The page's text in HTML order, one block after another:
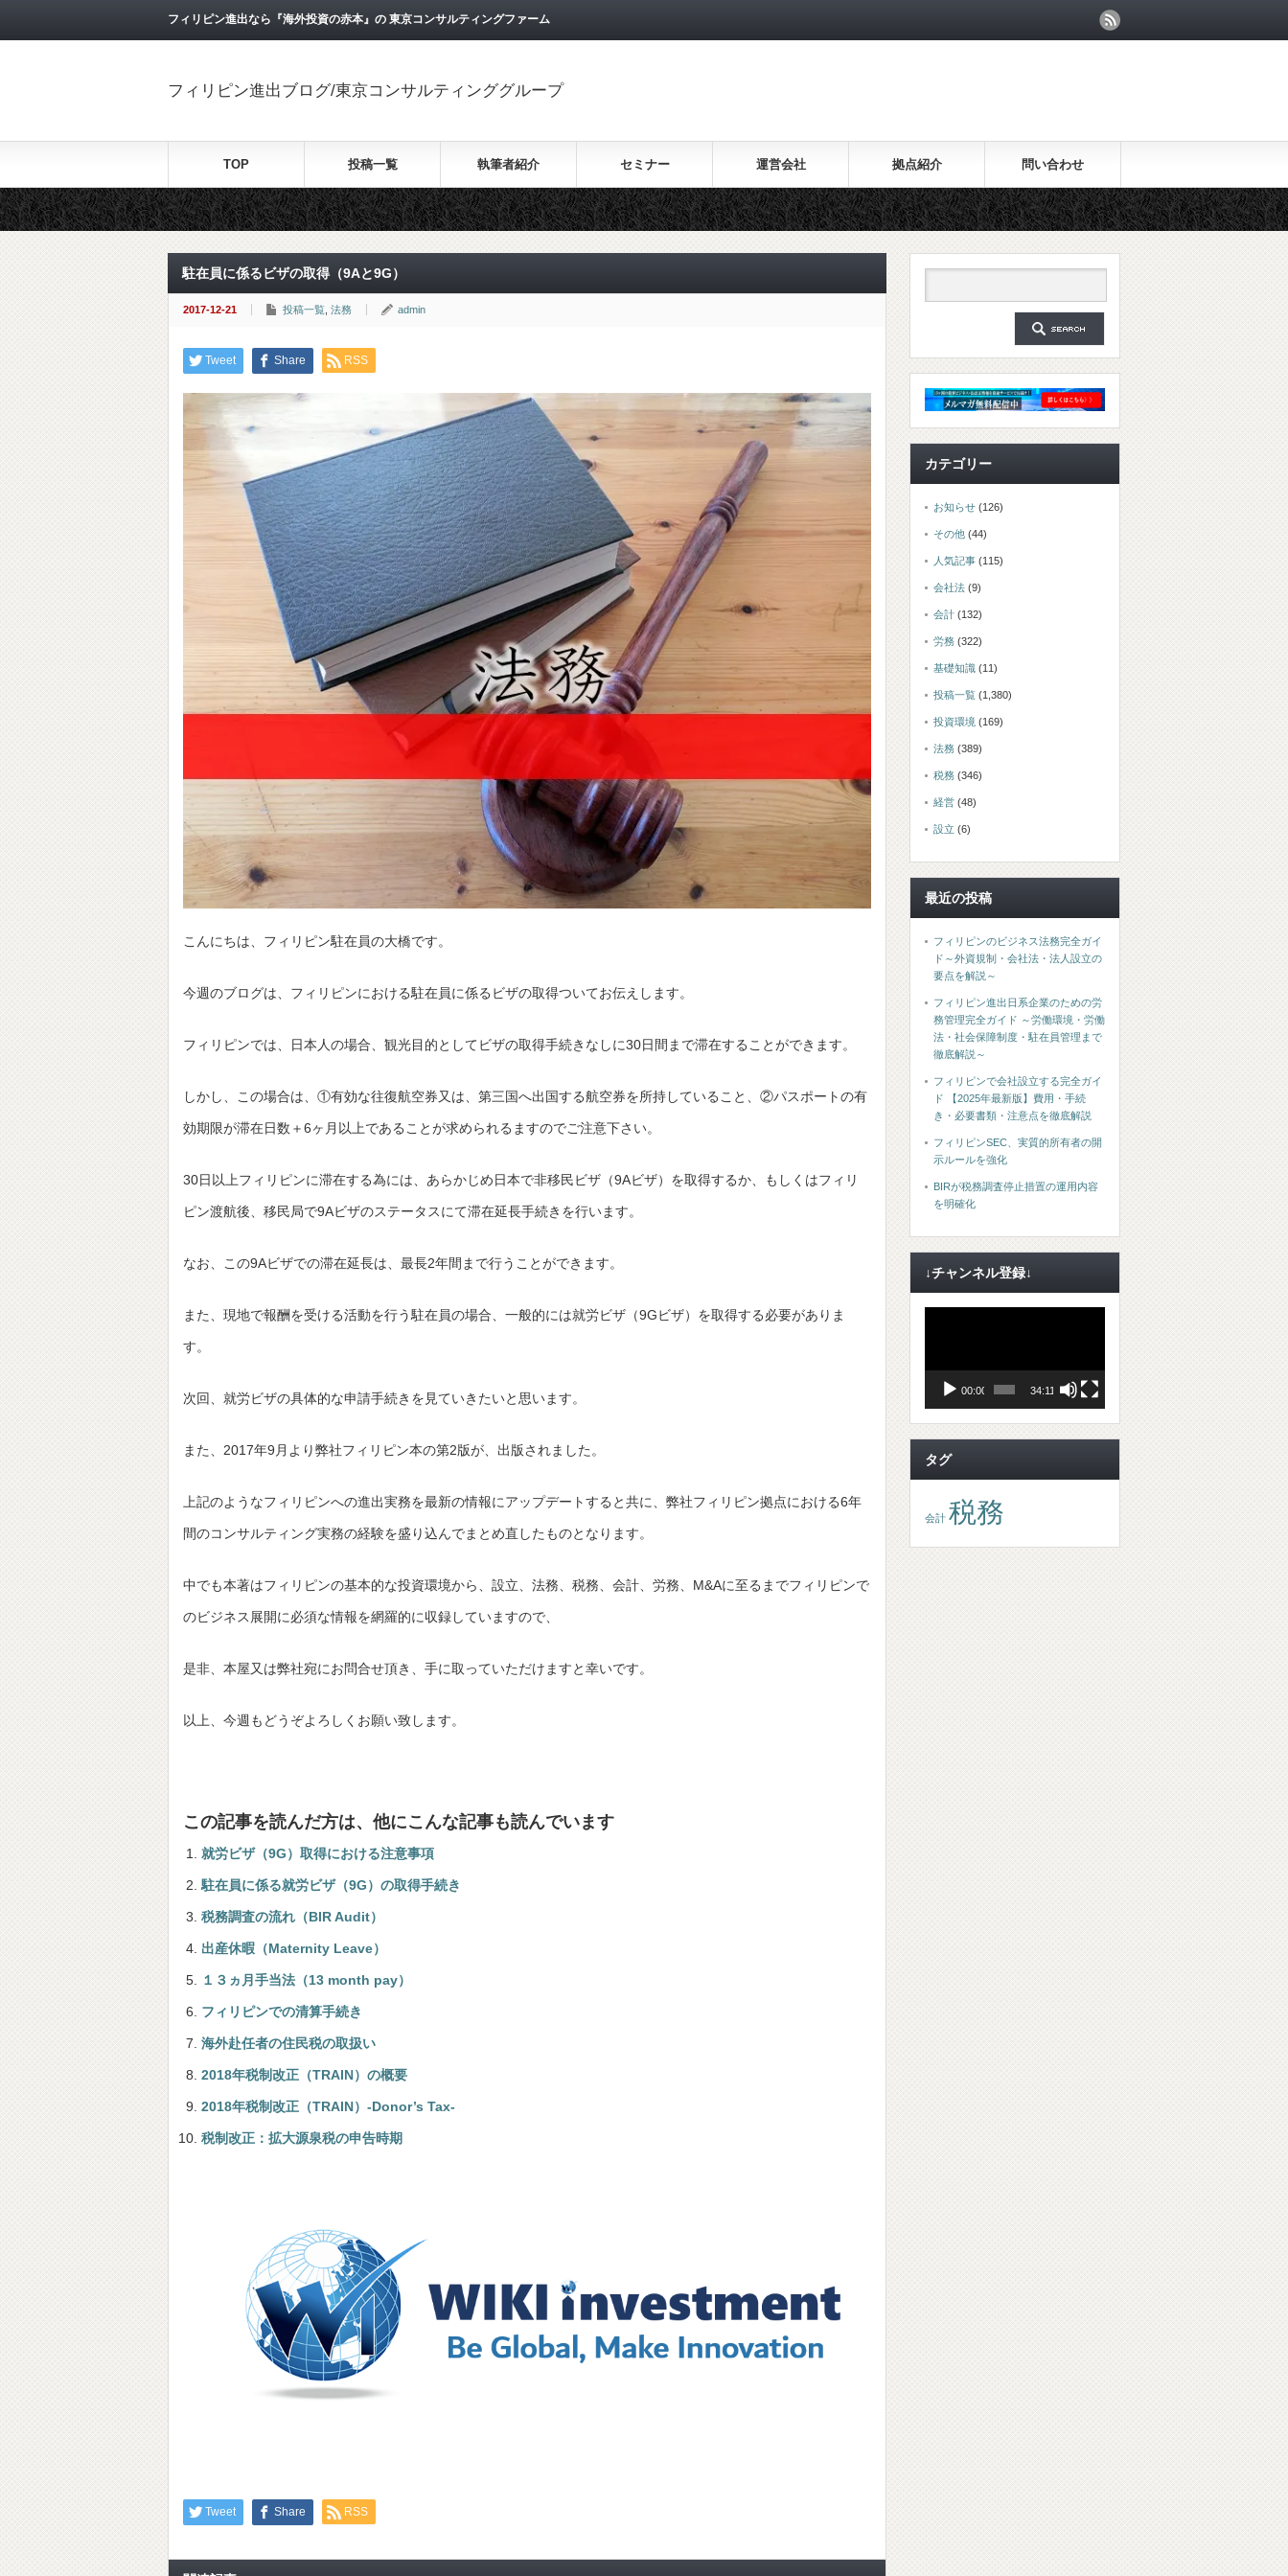
フィリピン進出なら『海外投資の赤本』の 東京コンサルティングファーム
フィリピン進出ブログ/東京コンサルティンググループ
TOP 投稿一覧 執筆者紹介 セミナー 運営会社 拠点紹介 問い合わせ
駐在員に係るビザの取得（9Aと9G）
2017-12-21 投稿一覧 法務 admin
Tweet Share RSS
こんにちは、フィリピン駐在員の大橋です。
今週のブログは、フィリピンにおける駐在員に係るビザの取得ついてお伝えします。
フィリピンでは、日本人の場合、観光目的としてビザの取得手続きなしに30日間まで滞在することができます。
しかし、この場合は、①有効な往復航空券又は、第三国へ出国する航空券を所持していること、②パスポートの有
効期限が滞在日数＋6ヶ月以上であることが求められるますのでご注意下さい。
30日以上フィリピンに滞在する為には、あらかじめ日本で非移民ビザ（9Aビザ）を取得するか、もしくはフィリ
ピン渡航後、移民局で9Aビザのステータスにて滞在延長手続きを行います。
なお、この9Aビザでの滞在延長は、最長2年間まで行うことができます。
また、現地で報酬を受ける活動を行う駐在員の場合、一般的には就労ビザ（9Gビザ）を取得する必要がありま
す。
次回、就労ビザの具体的な申請手続きを見ていきたいと思います。
また、2017年9月より弊社フィリピン本の第2版が、出版されました。
上記のようなフィリピンへの進出実務を最新の情報にアップデートすると共に、弊社フィリピン拠点における6年
間のコンサルティング実務の経験を盛り込んでまとめ直したものとなります。
中でも本著はフィリピンの基本的な投資環境から、設立、法務、税務、会計、労務、M&Aに至るまでフィリピンで
のビジネス展開に必須な情報を網羅的に収録していますので、
是非、本屋又は弊社宛にお問合せ頂き、手に取っていただけますと幸いです。
以上、今週もどうぞよろしくお願い致します。
この記事を読んだ方は、他にこんな記事も読んでいます
就労ビザ（9G）取得における注意事項
駐在員に係る就労ビザ（9G）の取得手続き
税務調査の流れ（BIR Audit）
出産休暇（Maternity Leave）
１３ヵ月手当法（13 month pay）
フィリピンでの清算手続き
海外赴任者の住民税の取扱い
2018年税制改正（TRAIN）の概要
2018年税制改正（TRAIN）-Donor’s Tax-
税制改正：拡大源泉税の申告時期
Tweet Share RSS
カテゴリー
お知らせ (126)
その他 (44)
人気記事 (115)
会社法 (9)
会計 (132)
労務 (322)
基礎知識 (11)
投稿一覧 (1,380)
投資環境 (169)
法務 (389)
税務 (346)
経営 (48)
設立 (6)
最近の投稿
フィリピンのビジネス法務完全ガイ
ド～外資規制・会社法・法人設立の
要点を解説～
フィリピン進出日系企業のための労
務管理完全ガイド ～労働環境・労働
法・社会保障制度・駐在員管理まで
徹底解説～
フィリピンで会社設立する完全ガイ
ド 【2025年最新版】費用・手続
き・必要書類・注意点を徹底解説
フィリピンSEC、実質的所有者の開
示ルールを強化
BIRが税務調査停止措置の運用内容
を明確化
↓チャンネル登録↓
ー
00:00 34:11
タグ
会計 税務